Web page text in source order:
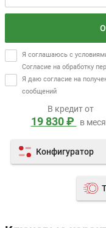
Я соглашаюсь с
Согласие на обработку
Я даю согласие на
сообщений
Конфигуратор
В кредит от
19 830 ₽ в